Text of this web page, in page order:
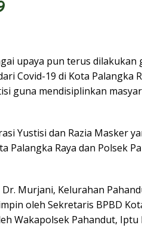
upaya pun terus dilakukan
Covid-19 di Kota Palangka
guna mendisiplinkan
Yustisi dan Razia Masker
Palangka Raya dan Polsek
Murjani, Kelurahan
oleh Sekretaris BPBD
Wakapolsek Pahandut, Iptu